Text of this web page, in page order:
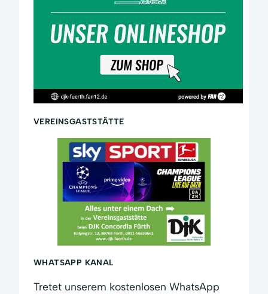
VEREINSGASTSTÄTTE
WHATSAPP KANAL
Tretet unserem kostenlosen WhatsApp